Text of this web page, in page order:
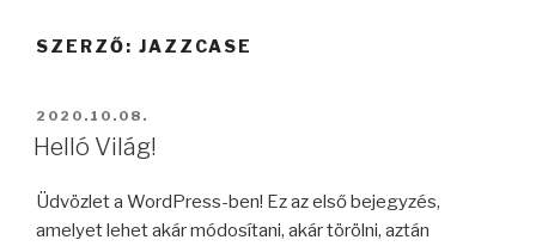
SZERZŐ: JAZZCASE
BEKÜLDVE:
2020.10.08.
Helló Világ!
Üdvözlet a WordPress-ben! Ez az első bejegyzés,
amelyet lehet akár módosítani, akár törölni, aztán